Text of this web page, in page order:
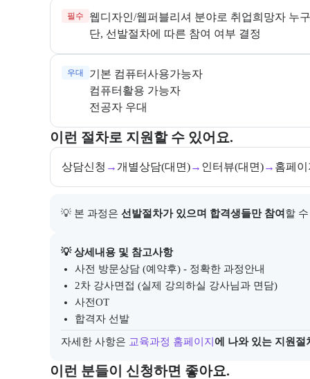
필수
단, 선발절차에 따른 참여 여부 결정
우대
전공자 우대
이런 절차로 지원할 수 있어요.
교육과정 지원 절차와 참여 조건, 상세 참고사항을 안
상담신청 → 개별상담(대면)→ 인터뷰(대면)→ 홈페
💡 본 과정은 선발절차가 있으며 합격생들만 참여 할
💡 상세내용 및 참고사항
아래에는 지원 절차의 상세 설명 및 참고 링크가 포함
사전 방문상담 (예약후) - 정확한 과정안내
2차 강사면접 (실제 강의하실 강사님과 면담)
사전OT
합격자 선발
자세한 사항은 교육과정 홈페이지 에 나와 있는 지원절
이런 분들이 신청하면 좋아요.
이 교육과정이 어떤 분들께 추천되는지 항목으로 안